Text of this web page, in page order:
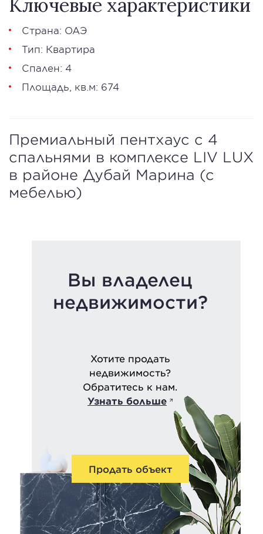
Ключевые характеристики
Страна: ОАЭ
Тип: Квартира
Спален: 4
Площадь, кв.м: 674
Премиальный пентхаус с 4
спальнями в комплексе LIV LUX
в районе Дубай Марина (с
мебелью)
Вы владелец
недвижимости?
Хотите продать
недвижимость?
Обратитесь к нам.
Узнать больше
Продать объект